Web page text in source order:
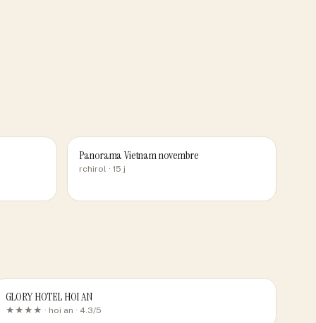
Panorama Vietnam novembre
rchirol · 15 j
GLORY HOTEL HOI AN
★★★★ · hoi an · 4.3/5